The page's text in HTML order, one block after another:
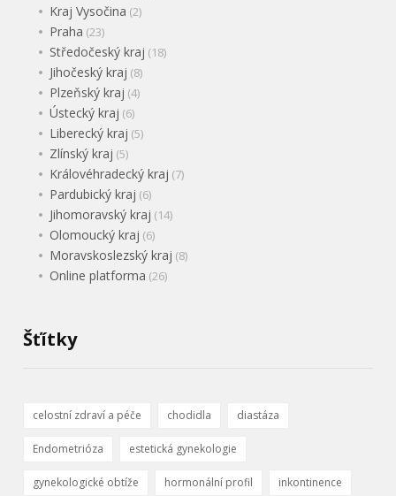
Kraj Vysočina (2)
Praha (23)
Středočeský kraj (18)
Jihočeský kraj (8)
Plzeňský kraj (4)
Ústecký kraj (6)
Liberecký kraj (5)
Zlínský kraj (5)
Královéhradecký kraj (7)
Pardubický kraj (6)
Jihomoravský kraj (14)
Olomoucký kraj (6)
Moravskoslezský kraj (8)
Online platforma (26)
Šťítky
celostní zdraví a péče chodidla diastáza
Endometrióza estetická gynekologie
gynekologické obtíže hormonální profil inkontinence